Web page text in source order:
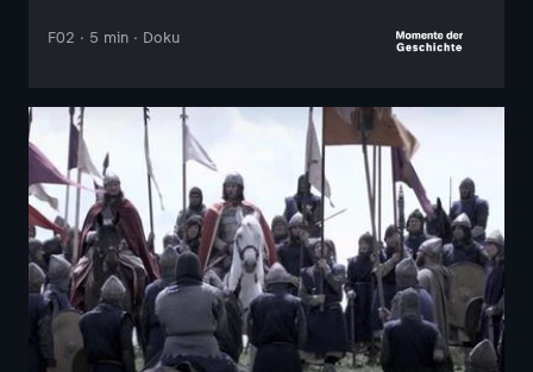
F02 · 5 min · Doku